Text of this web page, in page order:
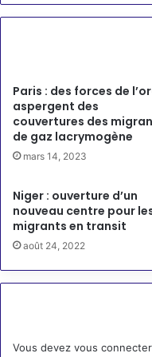
Paris : des forces de
aspergent des
couvertures des
de gaz lacrymogène
mars 14, 2023
Niger : ouverture d’un
nouveau centre pour
migrants en transit
août 24, 2022
Vous devez vous connecter